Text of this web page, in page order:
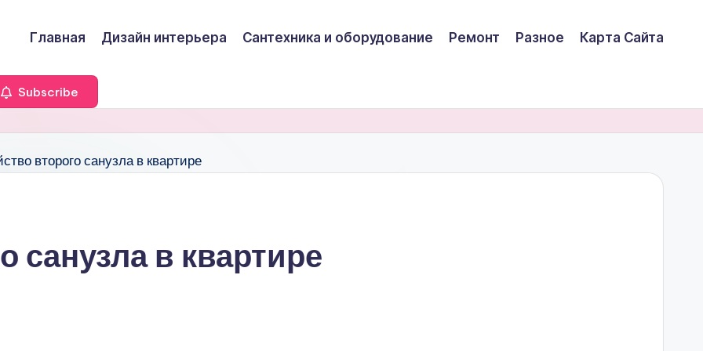
Главная Дизайн интерьера Сантехника и оборудование Ремонт Разное Карта Сайта
Subscribe
санузла в квартире